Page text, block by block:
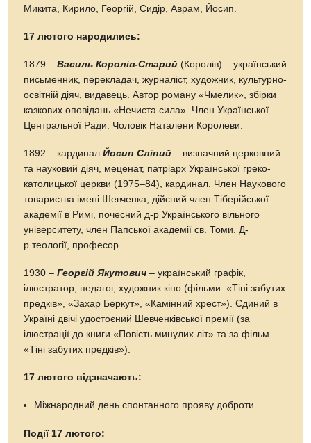
Микита, Кирило, Георгій, Сидір, Аврам, Йосип.
17 лютого народились:
1879 –Василь Королів-Старий (Королів) – український
письменник, перекладач, журналіст, художник, культурно-
освітній діяч, видавець. Автор роману «Чмелик», збірки
казкових оповідань «Нечиста сила». Член Української
Центральної Ради. Чоловік Наталени Королеви.
1892 – кардиналЙосип Сліпий – визначний церковний
та науковий діяч, меценат, патріарх Української греко-
католицької церкви (1975–84), кардинал. Член Наукового
товариства імені Шевченка, дійсний член Тіберійської
академії в Римі, почесний д-р Українського вільного
університету, член Папської академії св. Томи. Д-
р теології, професор.
1930 –Георгій Якутович – український графік,
ілюстратор, педагог, художник кіно (фільми: «Тіні забутих
предків», «Захар Беркут», «Камінний хрест»). Єдиний в
Україні двічі удостоєний Шевченківської премії (за
ілюстрації до книги «Повість минулих літ» та за фільм
«Тіні забутих предків»).
17 лютого відзначають:
Міжнародний день спонтанного прояву доброти.
Події 17 лютого: